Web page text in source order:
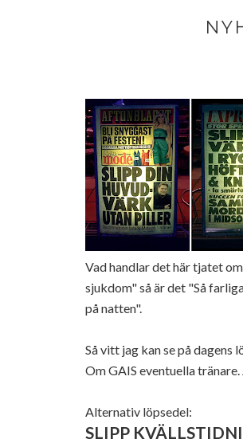
Vad handlar det här tjatet
sjukdom" så är det "Så
på natten".
Så vitt jag kan se på dagens
Om GAIS eventuella tränare.
Alternativ löpsedel:
SLIPP